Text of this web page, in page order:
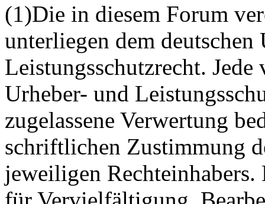
(1)Die in diesem Forum
unterliegen dem deutschen
Leistungsschutzrecht. Jede
Urheber- und
zugelassene Verwertung
schriftlichen Zustimmung
jeweiligen